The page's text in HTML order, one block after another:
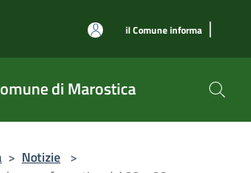
il Comune informa |
di Marostica
> Notizie >